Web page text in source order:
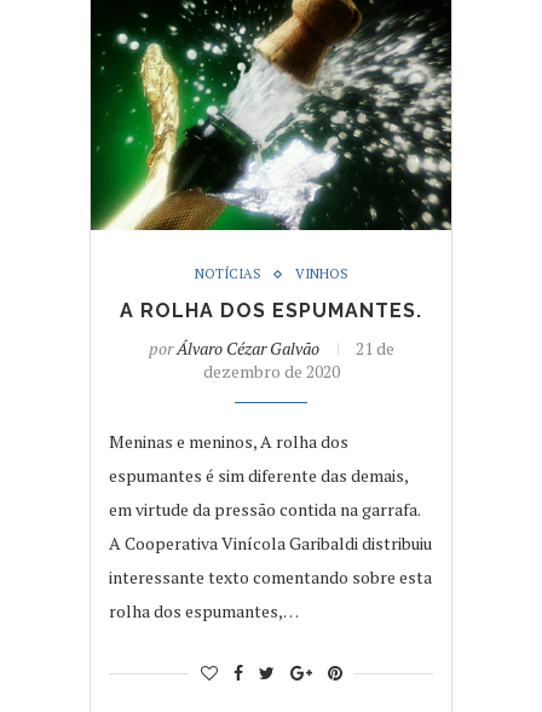
NOTÍCIAS VINHOS
A ROLHA DOS ESPUMANTES.
porÁlvaro Cézar Galvão
21 de
dezembro de 2020
Meninas e meninos, A rolha dos
espumantes é sim diferente das demais,
em virtude da pressão contida na garrafa.
A Cooperativa Vinícola Garibaldi distribuiu
interessante texto comentando sobre esta
rolha dos espumantes,…